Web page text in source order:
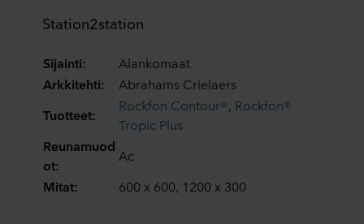
Station2station
Sijainti:
Alankomaat
Arkkitehti:
Abrahams Crielaers
Tuotteet:
Rockfon Contour®, Rockfon®
Tropic Plus
Reunamuod
ot:
Ac
Mitat:
600 x 600, 1200 x 300